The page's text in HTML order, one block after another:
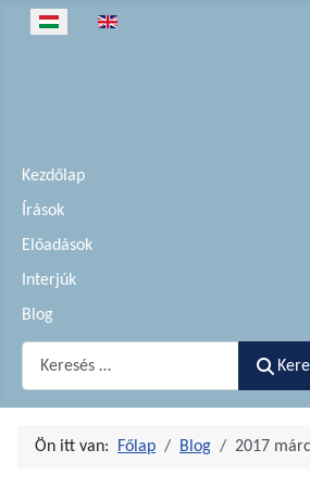
Válasszon nyelvet
Kezdőlap
Írások
Előadások
Interjúk
Blog
Ön itt van: Főlap Blog 2017